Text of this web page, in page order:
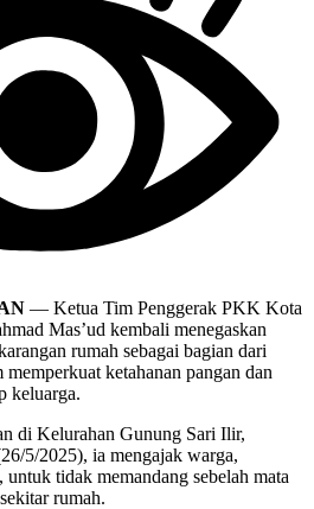
— Ketua Tim Penggerak PKK Kota
Mas’ud kembali menegaskan
rumah sebagai bagian dari
ketahanan pangan dan
keluarga.
di Kelurahan Gunung Sari Ilir,
5/2025), ia mengajak warga,
tidak memandang sebelah mata
rumah.